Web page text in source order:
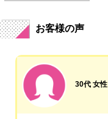
お客様の声
30代 女性